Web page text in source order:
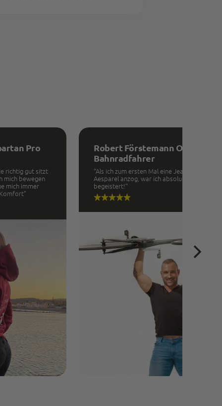
Pro
richtig gut sitzt
mich bewegen
mich immer
Robert Förstemann Olympia
Bahnradfahrer
“Als ich zum ersten Mal eine Jeans von
Aesparel anzog, war ich absolut
begeistert!”